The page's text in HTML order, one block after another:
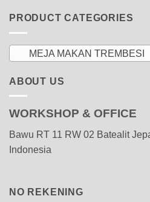
PRODUCT CATEGORIES
MEJA MAKAN TREMBESI
ABOUT US
WORKSHOP & OFFICE
Bawu RT 11 RW 02 Batealit
Indonesia
NO REKENING